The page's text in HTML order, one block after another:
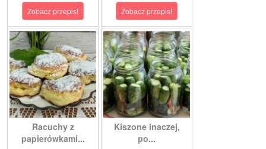
Zobacz przepis! Zobacz przepis!
Racuchy z
papierówkami...
Kiszone inaczej,
po...